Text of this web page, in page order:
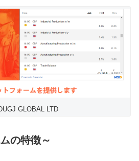
GLOBAL LTD
の特徴～